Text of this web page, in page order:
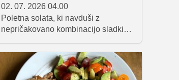
02. 07. 2026 04.00
Poletna solata, ki navduši z
nepričakovano kombinacijo sladkih
burrate, sveže rukole in aromatične
bazilike. Vse skupaj poveže domač
balzamični preliv, rezultat pa je